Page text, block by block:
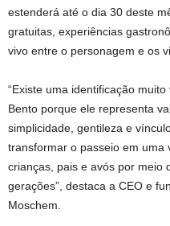
estenderá até o dia 30 deste
gratuitas, experiências
vivo entre o personagem e os
“Existe uma identificação
Bento porque ele representa
simplicidade, gentileza e
transformar o passeio em uma
crianças, pais e avós por meio
gerações”, destaca a CEO e
Moschem.